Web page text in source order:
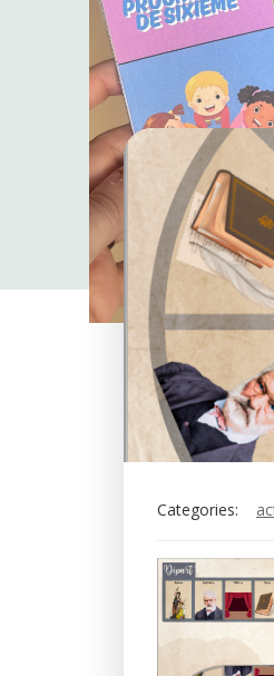
Categories: